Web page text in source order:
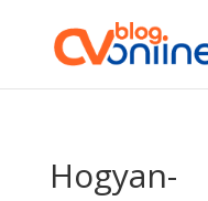
Hogyan-